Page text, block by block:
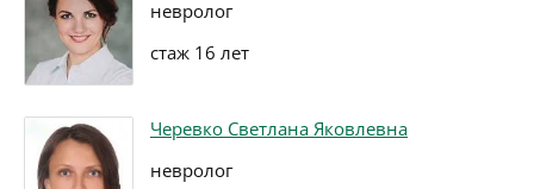
невролог
стаж 16 лет
Черевко Светлана Яковлевна
невролог